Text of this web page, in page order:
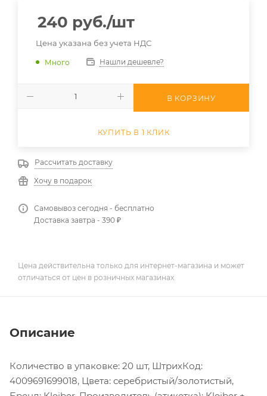
240 руб./шт
Цена указана без учета НДС
Много Нашли дешевле?
В КОРЗИНУ
КУПИТЬ В 1 КЛИК
Рассчитать доставку
Хочу в подарок
Самовывоз сегодня - бесплатно
Доставка завтра - 390 ₽
Цена действительна только для интернет-магазина и может
отличаться от цен в розничных магазинах
Описание
Количество в упаковке: 20 шт, ШтрихКод:
4009691699018, Цвета: серебристый/золотистый,